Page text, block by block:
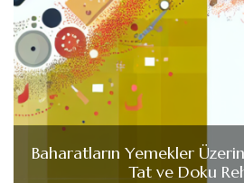
Baharatların Yemekler
Tat ve Doku